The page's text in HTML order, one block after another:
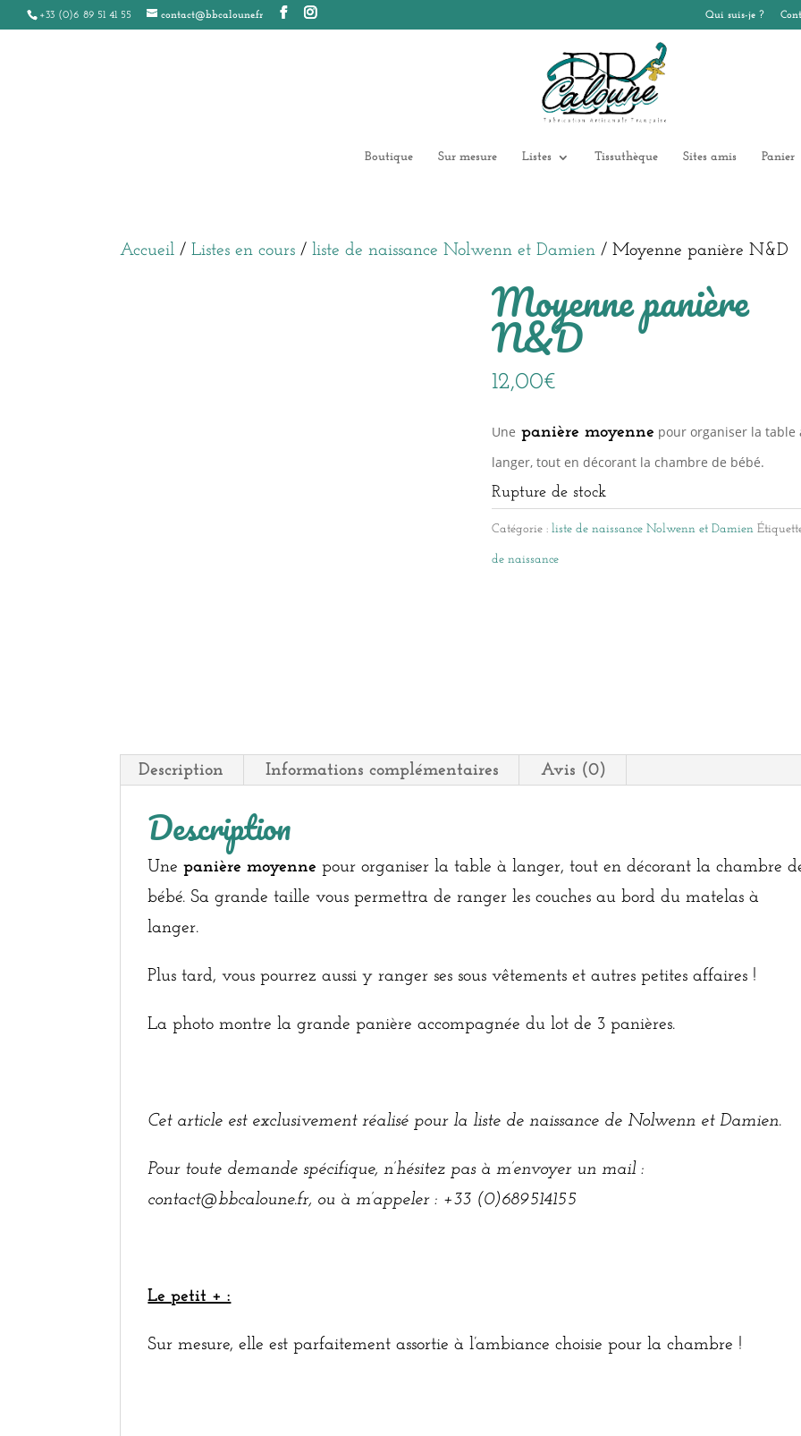
+33 (0)6 89 51 41 55 contact@bbcaloune.fr Qui suis-je ?
Boutique Sur mesure Listes Tissuthèque Sites amis Panier
Accueil /Listes en cours /liste de naissance Nolwenn et Damien / Moyenne panière N&D
Moyenne panière
N&D
12,00€
Une panière moyenne pour organiser la table
langer, tout en décorant la chambre de bébé.
Rupture de stock
Catégorie : liste de naissance Nolwenn et Damien
de naissance
Description Informations complémentaires Avis (0)
Description
Une panière moyenne pour organiser la table à langer, tout en décorant la chambre
bébé. Sa grande taille vous permettra de ranger les couches au bord du matelas à
langer.
Plus tard, vous pourrez aussi y ranger ses sous vêtements et autres petites affaires !
La photo montre la grande panière accompagnée du lot de 3 panières.
Cet article est exclusivement réalisé pour la liste de naissance de Nolwenn et Damien.
Pour toute demande spécifique, n’hésitez pas à m’envoyer un mail :
contact@bbcaloune.fr, ou à m’appeler : +33 (0)689514155
Le petit + :
Sur mesure, elle est parfaitement assortie à l’ambiance choisie pour la chambre !